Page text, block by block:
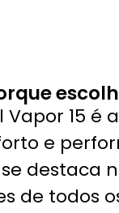
Vapor 15
e
destaca
de todos